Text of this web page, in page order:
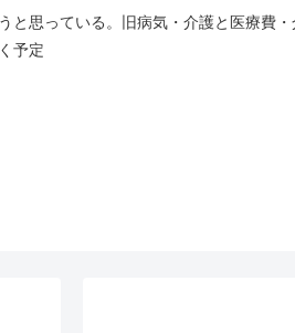
思っている。旧病気・介護と医療費
予定